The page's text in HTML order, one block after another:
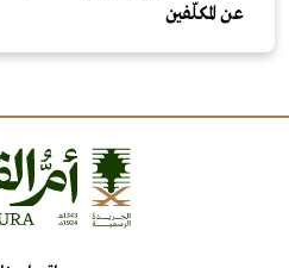
عن المكلّفين